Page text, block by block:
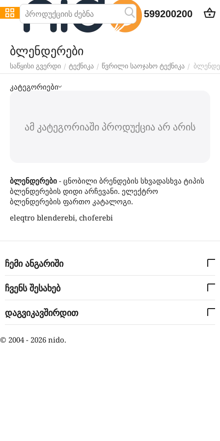
599200200
ბლენდერები
საწყისი გვერდი / ტექნიკა / წვრილი საოჯახო ტექნიკა /
კატეგორიები
ბლენდერები - ცნობილი ბრენდების სხვადასხვა ტიპის
ბლენდერების დიდი არჩევანი. ელექტრო
ბლენდერების ფართო კატალოგი.
eleqtro blenderebi, choferebi
ამ კატეგორიაში პროდუქცია არ არის
ჩემი ანგარიში
ჩვენს შესახებ
დაგვიკავშირდით
© 2004 - 2026 nido.